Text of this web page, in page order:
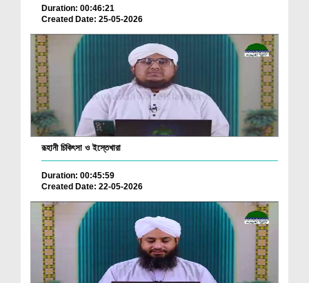
Duration: 00:46:21
Created Date: 25-05-2026
রূহানী চিকিৎসা ও ইস্তেখারা
Duration: 00:45:59
Created Date: 22-05-2026